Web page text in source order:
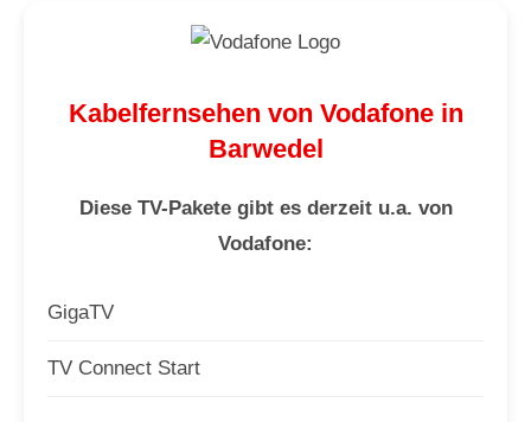
Kabelfernsehen von Vodafone in
Barwedel
Diese TV-Pakete gibt es derzeit u.a. von
Vodafone:
GigaTV
TV Connect Start